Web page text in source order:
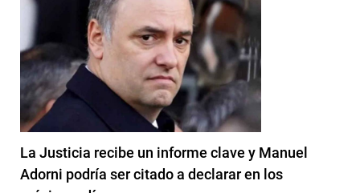
La Justicia recibe un informe clave y Manuel
Adorni podría ser citado a declarar en los